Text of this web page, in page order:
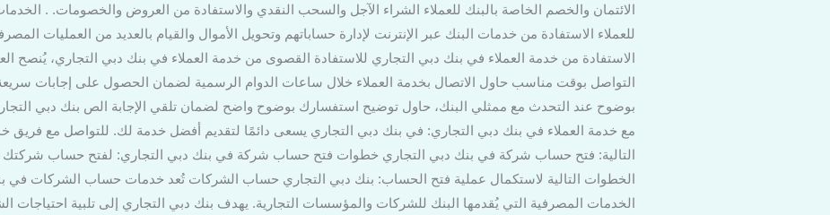
الائتمان والخصم الخاصة بالبنك للعملاء الشراء الآجل والسحب النقدي والاستفادة من العروض والخصومات. .
الاستفادة من خدمة العملاء في بنك دبي التجاري للاستفادة القصوى من خدمة العملاء في بنك دبي التجاري، يُنصح
التواصل بوقت مناسب حاول الاتصال بخدمة العملاء خلال ساعات الدوام الرسمية لضمان الحصول على إجابات
بوضوح عند التحدث مع ممثلي البنك، حاول توضيح استفسارك بوضوح واضح لضمان تلقي الإجابة الص بنك دبي
مع خدمة العملاء في بنك دبي التجاري: في بنك دبي التجاري يسعى دائمًا لتقديم أفضل خدمة لك. للتواصل مع فريق
التالية: فتح حساب شركة في بنك دبي التجاري خطوات فتح حساب شركة في بنك دبي التجاري: لفتح حساب شركتك
الخطوات التالية لاستكمال عملية فتح الحساب: بنك دبي التجاري حساب الشركات تُعد خدمات حساب الشركات في
الخدمات المصرفية التي يُقدمها البنك للشركات والمؤسسات التجارية. يهدف بنك دبي التجاري إلى تلبية احتياجات